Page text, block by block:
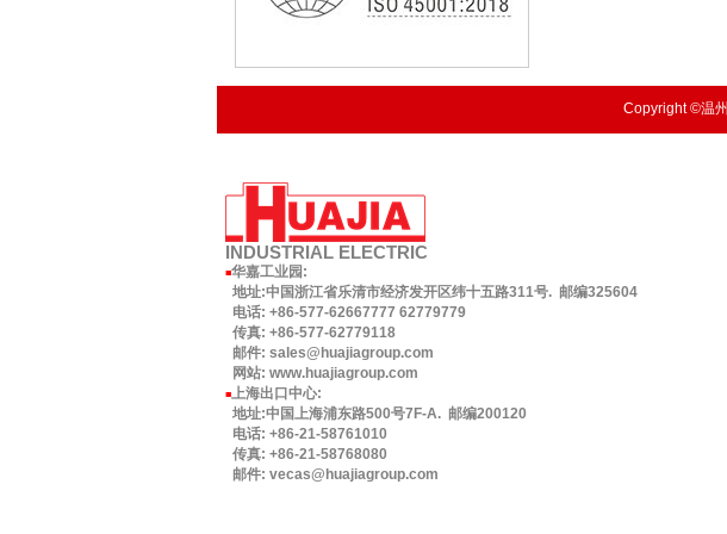
Copyright ©温
INDUSTRIAL ELECTRIC
■华嘉工业园 :
地址:中国浙江省乐清市经济发开区纬十五路311号. 邮编325604
电话: +86-577-62667777 62779779
传真: +86-577-62779118
邮件: sales@huajiagroup.com
网站: www.huajiagroup.com
■上海出口中心:
地址:中国上海浦东路500号7F-A. 邮编200120
电话: +86-21-58761010
传真: +86-21-58768080
邮件: vecas@huajiagroup.com